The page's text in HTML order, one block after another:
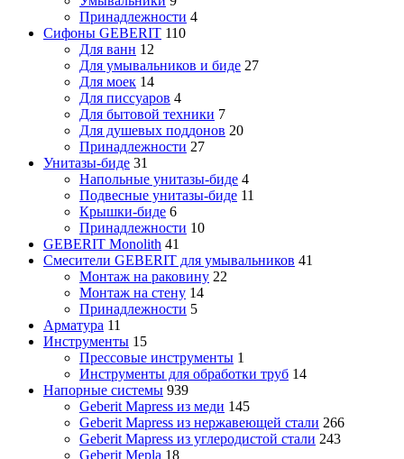
Принадлежности 4
Сифоны GEBERIT 110
Для ванн 12
Для умывальников и биде 27
Для моек 14
Для писсуаров 4
Для бытовой техники 7
Для душевых поддонов 20
Принадлежности 27
Унитазы-биде 31
Напольные унитазы-биде 4
Подвесные унитазы-биде 11
Крышки-биде 6
Принадлежности 10
GEBERIT Monolith 41
Смесители GEBERIT для умывальников 41
Монтаж на раковину 22
Монтаж на стену 14
Принадлежности 5
Арматура 11
Инструменты 15
Прессовые инструменты 1
Инструменты для обработки труб 14
Напорные системы 939
Geberit Mapress из меди 145
Geberit Mapress из нержавеющей стали 266
Geberit Mapress из углеродистой стали 243
Geberit Mepla 18